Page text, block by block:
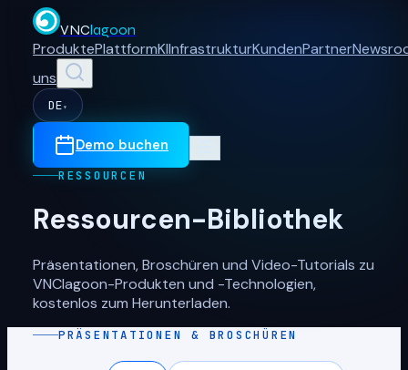
VNClagoon
ProduktePlattformKIInfrastrukturKundenPartner
uns
DE ▾
Demo buchen
RESSOURCEN
Ressourcen-Bibliothek
Präsentationen, Broschüren und Video-Tutorials zu
VNClagoon-Produkten und -Technologien,
kostenlos zum Herunterladen.
PRÄSENTATIONEN & BROSCHÜREN